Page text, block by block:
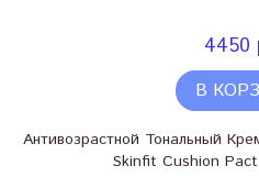
4450
В
Антивозрастной Тональный
Skinfit Cushion